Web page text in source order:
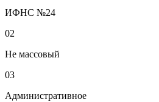
ИФНС №24
02
Не массовый
03
Административное